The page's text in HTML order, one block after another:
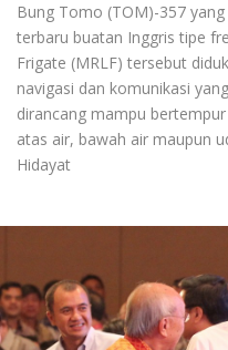
Bung Tomo (TOM)-357
terbaru buatan Inggris tipe
Frigate (MRLF) tersebut
navigasi dan komunikasi
dirancang mampu
atas air, bawah air maupun
Hidayat